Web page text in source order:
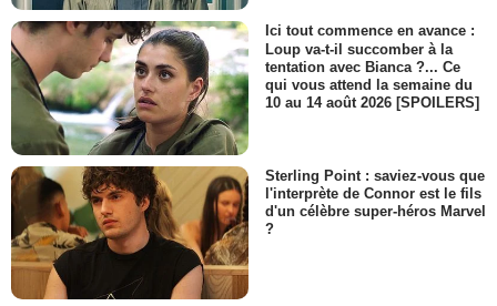
Ici tout commence en avance :
Loup va-t-il succomber à la
tentation avec Bianca ?... Ce
qui vous attend la semaine du
10 au 14 août 2026 [SPOILERS]
Sterling Point : saviez-vous que
l'interprète de Connor est le fils
d'un célèbre super-héros Marvel
?